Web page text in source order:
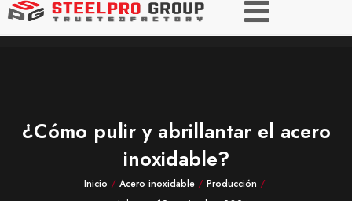
¿Cómo pulir y abrillantar el acero
inoxidable?
Inicio / Acero inoxidable/ Producción /